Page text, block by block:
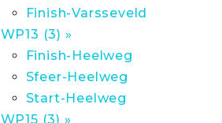
Finish-Varsseveld
WP13 (3) »
Finish-Heelweg
Sfeer-Heelweg
Start-Heelweg
WP15 (3) »